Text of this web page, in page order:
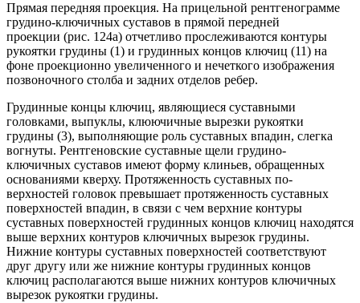
Прямая передняя проекция. На прицельной рентгенограмме
грудино-ключичных суставов в прямой передней
проекции (рис. 124а) отчетливо прослеживаются контуры
рукоятки грудины (1) и грудинных концов ключиц (11) на
фоне проекционно увеличенного и нечеткого изображения
позвоночного столба и задних отделов ребер.
Грудинные концы ключиц, являющиеся суставными
головками, выпуклы, клюючичные вырезки рукоятки
грудины (3), выполняющие роль суставных впадин, слегка
вогнуты. Рентгеновские суставные щели грудино-
ключичных суставов имеют форму клиньев, обращенных
основаниями кверху. Протяженность суставных по-
верхностей головок превышает протяженность суставных
поверхностей впадин, в связи с чем верхние контуры
суставных поверхностей грудинных концов ключиц находятся
выше верхних контуров ключичных вырезок грудины.
Нижние контуры суставных поверхностей соответствуют
друг другу или же нижние контуры грудинных концов
ключиц располагаются выше нижних контуров ключичных
вырезок рукоятки грудины.